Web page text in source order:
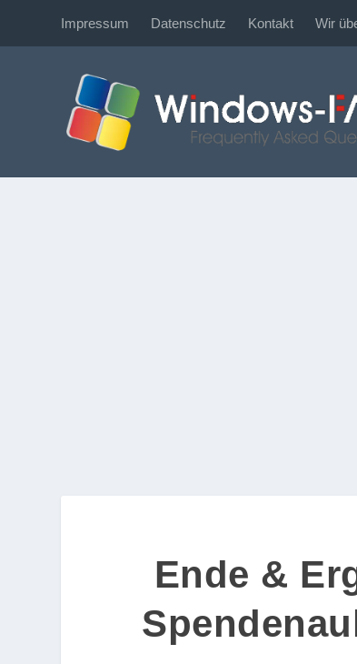
Impressum Datenschutz Kontakt Wir
Ende &